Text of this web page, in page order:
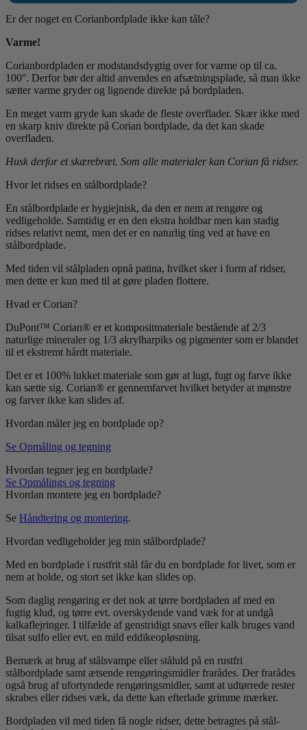
Er der noget en Corianbordplade ikke kan tåle?
Varme!
Corianbordpladen er modstandsdygtig over for varme op til ca.
100°. Derfor bør der altid anvendes en afsætningsplade, så man ikke
sætter varme gryder og lignende direkte på bordpladen.
En meget varm gryde kan skade de fleste overflader. Skær ikke med
en skarp kniv direkte på Corian bordplade, da det kan skade
overfladen.
Husk derfor et skærebræt. Som alle materialer kan Corian få ridser.
Hvor let ridses en stålbordplade?
En stålbordplade er hygiejnisk, da den er nem at rengøre og
vedligeholde. Samtidig er en den ekstra holdbar men kan stadig
ridses relativt nemt, men det er en naturlig ting ved at have en
stålbordplade.
Med tiden vil stålpladen opnå patina, hvilket sker i form af ridser,
men dette er kun med til at gøre pladen flottere.
Hvad er Corian?
DuPont™ Corian® er et kompositmateriale bestående af 2/3
naturlige mineraler og 1/3 akrylharpiks og pigmenter som er blandet
til et ekstremt hårdt materiale.
Det er et 100% lukket materiale som gør at lugt, fugt og farve ikke
kan sætte sig. Corian® er gennemfarvet hvilket betyder at mønstre
og farver ikke kan slides af.
Hvordan måler jeg en bordplade op?
Se Opmåling og tegning
Hvordan tegner jeg en bordplade?
Se Opmålings og tegning
Hvordan montere jeg en bordplade?
Se Håndtering og montering.
Hvordan vedligeholder jeg min stålbordplade?
Med en bordplade i rustfrit stål får du en bordplade for livet, som er
nem at holde, og stort set ikke kan slides op.
Som daglig rengøring er det nok at tørre bordpladen af med en
fugtig klud, og tørre evt. overskydende vand væk for at undgå
kalkaflejringer. I tilfælde af genstridigt snavs eller kalk bruges vand
tilsat sulfo eller evt. en mild eddikeopløsning.
Bemærk at brug af stålsvampe eller ståluld på en rustfri
stålbordplade samt ætsende rengøringsmidler frarådes. Der frarådes
også brug af ufortyndede rengøringsmidler, samt at udtørrede rester
skrabes eller ridses væk, da dette kan efterlade grimme mærker.
Bordpladen vil med tiden få nogle ridser, dette betragtes på stål-